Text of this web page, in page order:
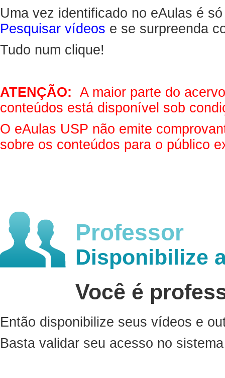
Uma vez identificado no eAulas é
Pesquisar vídeos e se surpreenda
Tudo num clique!
ATENÇÃO: A maior parte do
conteúdos está disponível sob
O eAulas USP não emite
sobre os conteúdos para o público
Professor
Disponibilize
Você é
Então disponibilize seus vídeos e
Basta validar seu acesso no